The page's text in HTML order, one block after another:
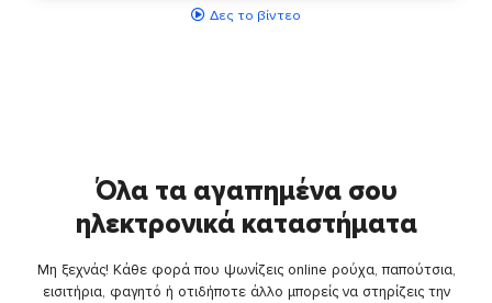
Δες το βίντεο
Όλα τα αγαπημένα σου
ηλεκτρονικά καταστήματα
Μη ξεχνάς! Κάθε φορά που ψωνίζεις online ρούχα, παπούτσια,
εισιτήρια, φαγητό ή οτιδήποτε άλλο μπορείς να στηρίζεις την